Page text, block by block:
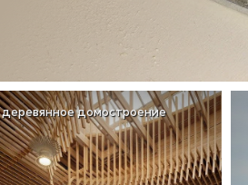
деревянное домостроение